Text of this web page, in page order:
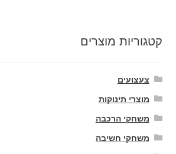
קטגוריות מוצרים
צעצועים
מוצרי תינוקות
משחקי הרכבה
משחקי חשיבה